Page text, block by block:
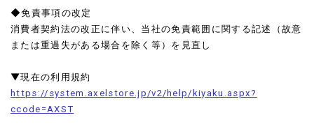
◆免責事項の改定
消費者契約法の改正に伴い、当社の免責範囲に関する記述（故意
または重過失がある場合を除く等）を見直し
▼現在の利用規約
https://system.axelstore.jp/v2/help/kiyaku.aspx?
ccode=AXST